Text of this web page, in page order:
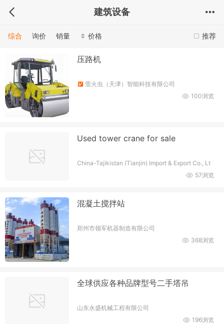
建筑设备
推荐
综合 询价 销量 价格
压路机
萤火虫（天津）智能科技有限公司
100浏览
Used tower crane for sale
China-Tajikistan (Tianjin) Import & Export Co., Lt
57浏览
混凝土搅拌站
郑州市领军机器制造有限公司
368浏览
全球供应各种品牌型号二手塔吊
山东永盛机械工程有限公司
196浏览